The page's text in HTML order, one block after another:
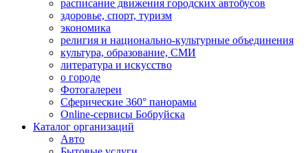
расписание движения городских автобусов
здоровье, спорт, туризм
экономика
религия и национально-культурные объединения
культура, образование, СМИ
литература и искусство
о городе
Фотогалереи
Сферические 360° панорамы
Online-сервисы Бобруйска
Каталог организаций
Авто